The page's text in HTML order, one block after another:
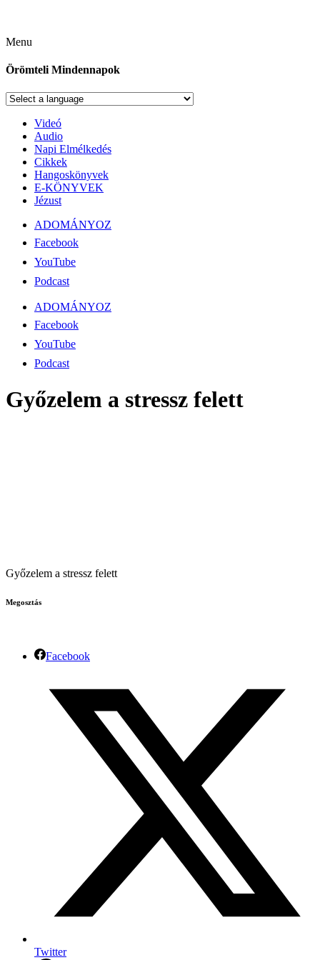
Menu
Örömteli Mindennapok
Videó
Audio
Napi Elmélkedés
Cikkek
Hangoskönyvek
E-KÖNYVEK
Jézust
ADOMÁNYOZ
Facebook
YouTube
Podcast
ADOMÁNYOZ
Facebook
YouTube
Podcast
Győzelem a stressz felett
Győzelem a stressz felett
Megosztás
Facebook
Twitter